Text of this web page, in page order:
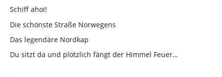
Schiff ahoi!
Die schönste Straße Norwegens
Das legendäre Nordkap
Du sitzt da und plötzlich fängt der Himmel Feuer…